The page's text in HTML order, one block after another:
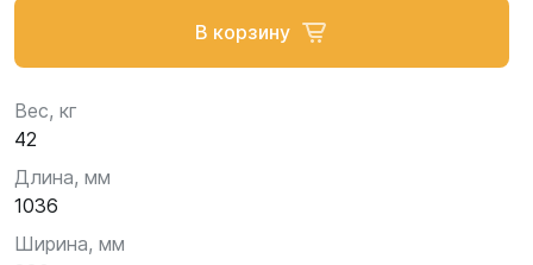
В корзину
Вес, кг
42
Длина, мм
1036
Ширина, мм